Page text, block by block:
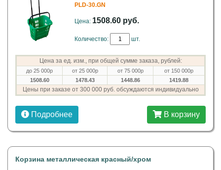
PLD-30.GN
Цена: 1508.60 руб.
Количество: шт.
Цена за ед. изм., при общей сумме заказа, рублей:
до 25 000р от 25 000р от 75 000р
от 150 000р
1508.60
1478.43 1448.86 1419.88
Цены при заказе от 300 000 руб. обсуждаются индивидуально
Подробнее В корзину
Корзина металлическая красный/хром